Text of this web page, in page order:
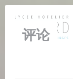
Cookie管理面板
评论